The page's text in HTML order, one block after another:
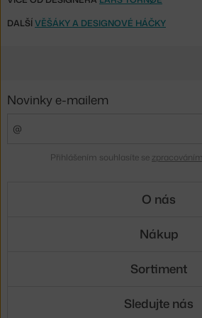
DALŠÍVĚŠÁKY A DESIGNOVÉ HÁČKY
Novinky e-mailem
Přihlášením souhlasíte se
O nás
Nákup
Sortiment
Sledujte nás